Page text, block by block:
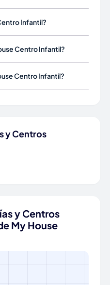
Infantil?
Centro Infantil?
Centro Infantil?
y Centros
y Centros
My House